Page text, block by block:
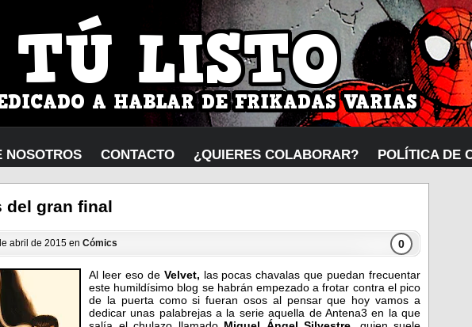
NOSOTROS CONTACTO ¿QUIERES COLABORAR? POLÍTICA DE
del gran final
abril de 2015 en Cómics 0
Al leer eso de Velvet, las pocas chavalas que puedan frecuentar
este humildísimo blog se habrán empezado a frotar contra el pico
de la puerta como si fueran osos al pensar que hoy vamos a
dedicar unas palabrejas a la serie aquella de Antena3 en la que